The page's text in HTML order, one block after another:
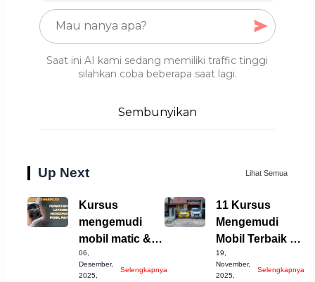
Saat ini AI kami sedang memiliki traffic tinggi
silahkan coba beberapa saat lagi.
Sembunyikan
Up Next Lihat Semua
Kursus
mengemudi
mobil matic &
manual Jakarta
06,
Desember,
2025,
Selengkapnya
11 Kursus
Mengemudi
Mobil Terbaik di
Bandung
Kabupaten yang
19,
November,
2025,
Selengkapnya